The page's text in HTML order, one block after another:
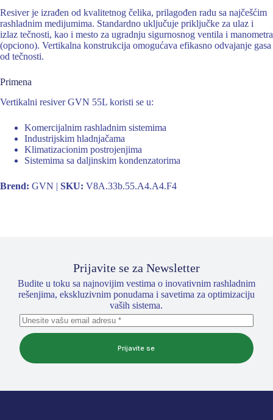
Resiver je izrađen od kvalitetnog čelika, prilagođen radu sa najčešćim
rashladnim medijumima. Standardno uključuje priključke za ulaz i
izlaz tečnosti, kao i mesto za ugradnju sigurnosnog ventila i manometra
(opciono). Vertikalna konstrukcija omogućava efikasno odvajanje gasa
od tečnosti.
Primena
Vertikalni resiver GVN 55L koristi se u:
Komercijalnim rashladnim sistemima
Industrijskim hladnjačama
Klimatizacionim postrojenjima
Sistemima sa daljinskim kondenzatorima
Brend: GVN | SKU: V8A.33b.55.A4.A4.F4
Prijavite se za Newsletter
Budite u toku sa najnovijim vestima o inovativnim rashladnim
rešenjima, ekskluzivnim ponudama i savetima za optimizaciju
vaših sistema.
Prijavite se